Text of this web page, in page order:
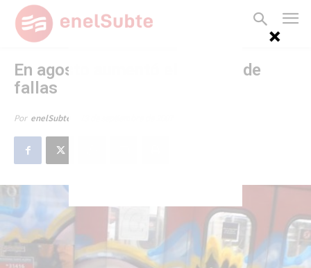
En agosto aumentó el número de
fallas
Por enelSubte